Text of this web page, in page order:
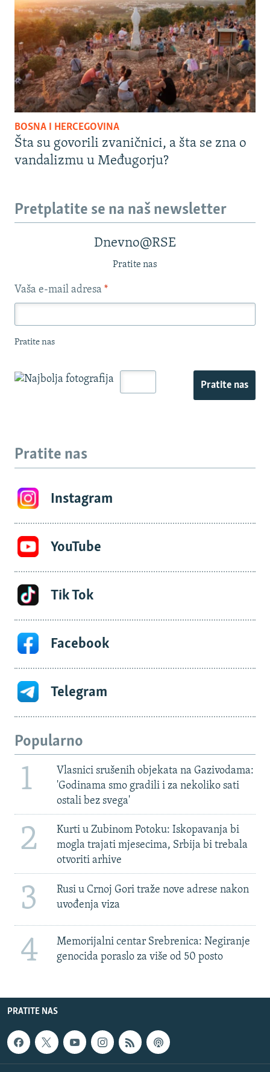
BOSNA I HERCEGOVINA
Šta su govorili zvaničnici, a šta se zna o
vandalizmu u Međugorju?
Pretplatite se na naš newsletter
Dnevno@RSE
Pratite nas
Vaša e-mail adresa *
Pratite nas
Pratite nas
Pratite nas
Instagram
YouTube
Tik Tok
Facebook
Telegram
Popularno
1
Vlasnici srušenih objekata na Gazivodama:
'Godinama smo gradili i za nekoliko sati
ostali bez svega'
2
Kurti u Zubinom Potoku: Iskopavanja bi
mogla trajati mjesecima, Srbija bi trebala
otvoriti arhive
3
Rusi u Crnoj Gori traže nove adrese nakon
uvođenja viza
4
Memorijalni centar Srebrenica: Negiranje
genocida poraslo za više od 50 posto
PRATITE NAS